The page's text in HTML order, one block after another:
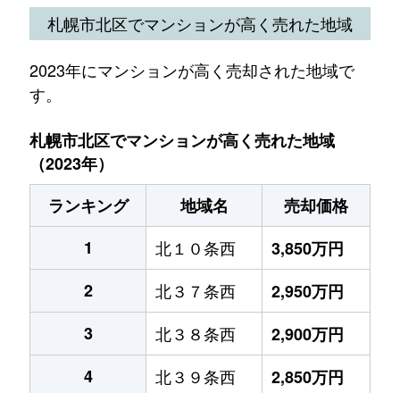
札幌市北区でマンションが高く売れた地域
2023年にマンションが高く売却された地域で
す。
札幌市北区でマンションが高く売れた地域
（2023年）
ランキング
地域名
売却価格
1
北１０条西
3,850万円
2
北３７条西
2,950万円
3
北３８条西
2,900万円
4
北３９条西
2,850万円